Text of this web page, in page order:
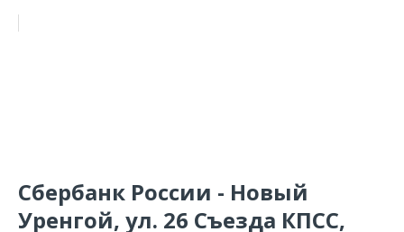
Сбербанк России - Новый
Уренгой, ул. 26 Съезда КПСС,